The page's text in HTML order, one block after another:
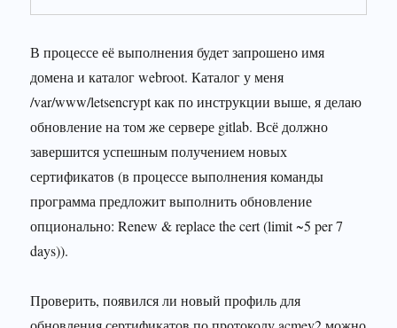
В процессе её выполнения будет запрошено имя
домена и каталог webroot. Каталог у меня
/var/www/letsencrypt как по инструкции выше, я делаю
обновление на том же сервере gitlab. Всё должно
завершится успешным получением новых
сертификатов (в процессе выполнения команды
программа предложит выполнить обновление
опционально: Renew & replace the cert (limit ~5 per 7
days)).
Проверить, появился ли новый профиль для